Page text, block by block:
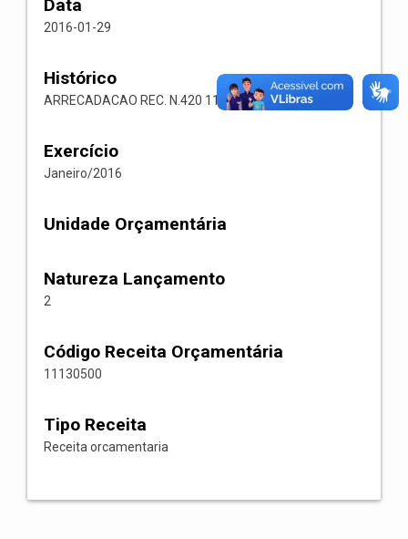
Data
2016-01-29
Histórico
ARRECADACAO REC. N.420 1113.05.00.00 ISS
Exercício
Janeiro/2016
Unidade Orçamentária
Natureza Lançamento
2
Código Receita Orçamentária
11130500
Tipo Receita
Receita orcamentaria